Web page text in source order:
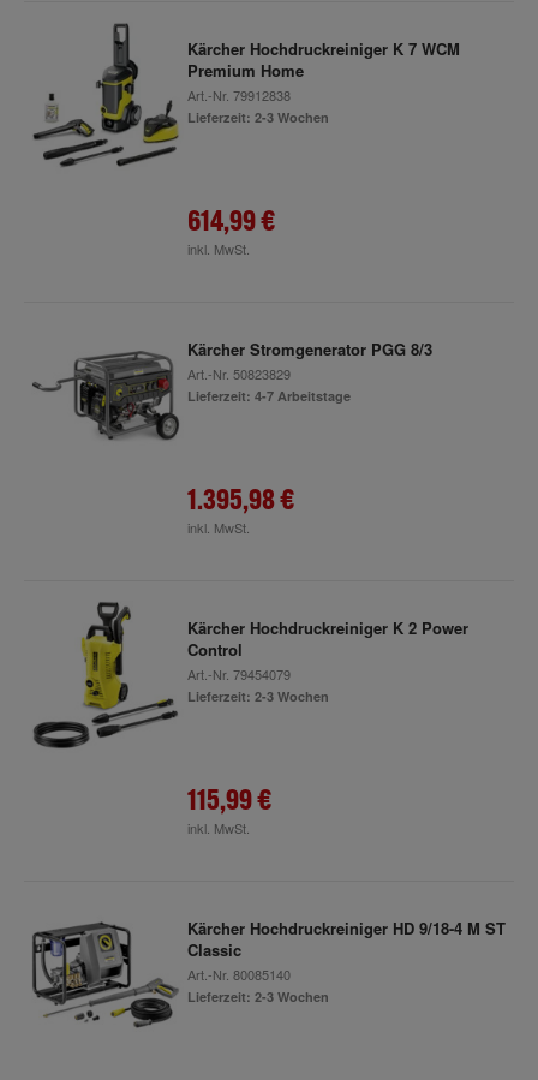
Kärcher Hochdruckreiniger K 7 WCM
Premium Home
Art.-Nr. 79912838
Lieferzeit: 2-3 Wochen
614,99 €
inkl. MwSt.
Kärcher Stromgenerator PGG 8/3
Art.-Nr. 50823829
Lieferzeit: 4-7 Arbeitstage
1.395,98 €
inkl. MwSt.
Kärcher Hochdruckreiniger K 2 Power
Control
Art.-Nr. 79454079
Lieferzeit: 2-3 Wochen
115,99 €
inkl. MwSt.
Kärcher Hochdruckreiniger HD 9/18-4 M ST
Classic
Art.-Nr. 80085140
Lieferzeit: 2-3 Wochen